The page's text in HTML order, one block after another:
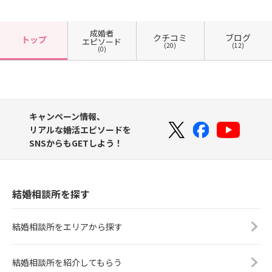
トップ
成婚者
エピソード
(0)
クチコミ
(20)
ブログ
(12)
キャンペーン情報、
リアルな婚活エピソードを
SNSからもGETしよう！
結婚相談所を探す
結婚相談所をエリアから探す
結婚相談所を紹介してもらう